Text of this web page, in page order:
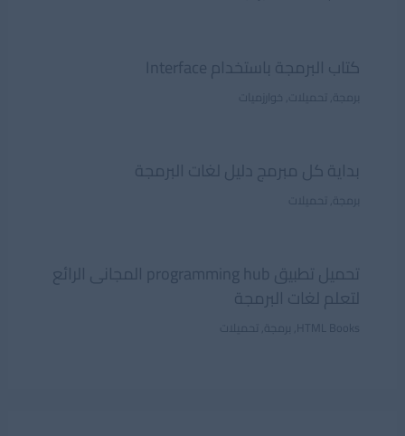
كتاب البرمجة باستخدام Interface
برمجة تحميلات خوارزميات
بداية كل مبرمج دليل لغات البرمجة
برمجة تحميلات
تحميل تطبيق programming hub المجانى الرائع
لتعلم لغات البرمجة
HTML Books برمجة تحميلات